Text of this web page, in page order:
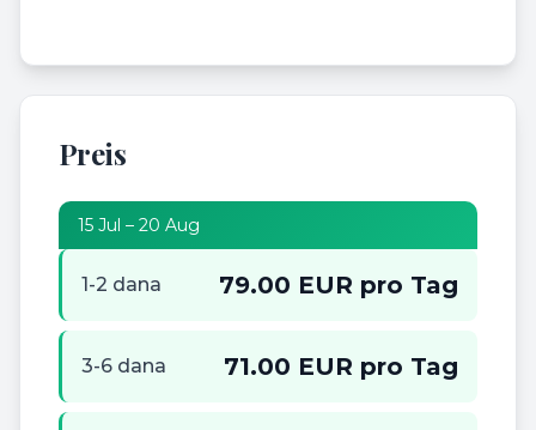
Preis
15 Jul – 20 Aug
1-2 dana 79.00 EUR pro Tag
3-6 dana 71.00 EUR pro Tag